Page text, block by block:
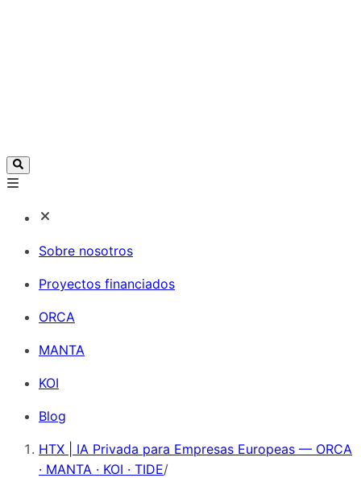
Sobre nosotros
Proyectos financiados
ORCA
MANTA
KOI
Blog
HTX | IA Privada para Empresas Europeas — ORCA
· MANTA · KOI · TIDE/